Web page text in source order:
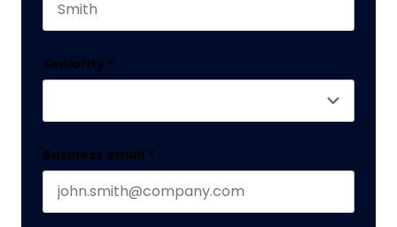
Seniority *
Business email *